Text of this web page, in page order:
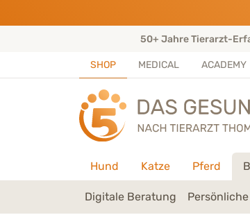
50+ Jahre Tierarzt-
SHOP MEDICAL ACADEMY
Hund Katze Pferd
Digitale Beratung